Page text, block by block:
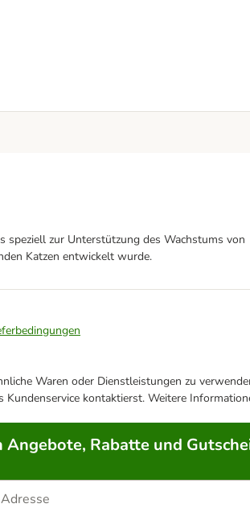
speziell zur Unterstützung des Wachstums von
Katzen entwickelt wurde.
Waren oder Dienstleistungen zu
kontaktierst. Weitere
Rabatte und